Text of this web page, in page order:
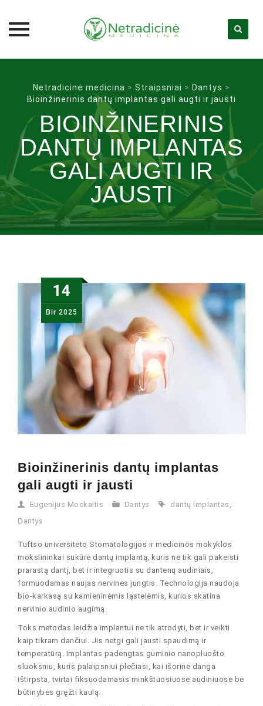
contentNetradicinė medicina > Straipsniai > Dantys >
Bioinžinerinis dantų implantas gali augti ir jausti
BIOINŽINERINIS
DANTŲ IMPLANTAS
GALI AUGTI IR
JAUSTI
14
Bir 2025
Bioinžinerinis dantų implantas
gali augti ir jausti
Eugenijus Mockaitis Dantys dantų implantas ,
Dantys
Tuftso universiteto Stomatologijos ir medicinos mokyklos
mokslininkai sukūrė dantų implantą, kuris ne tik gali pakeisti
prarastą dantį, bet ir integruotis su dantenų audiniais,
formuodamas naujas nervines jungtis. Technologija naudoja
bio-karkasą su kamieninėmis ląstelėmis, kurios skatina
nervinio audinio augimą.
Toks metodas leidžia implantui ne tik atrodyti, bet ir veikti
kaip tikram dančiui. Jis netgi gali jausti spaudimą ir
temperatūrą. Implantas padengtas guminio nanopluošto
sluoksniu, kuris palaipsniui plečiasi, kai išorinė danga
ištirpsta, tvirtai fiksuodamasis minkštuosiuose audiniuose be
būtinybės gręžti kaulą.